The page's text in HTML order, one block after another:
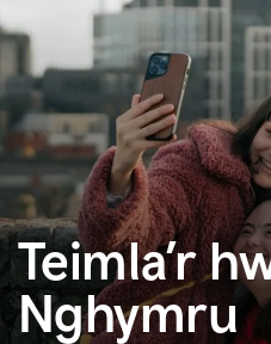
Teimla’r
Nghymru